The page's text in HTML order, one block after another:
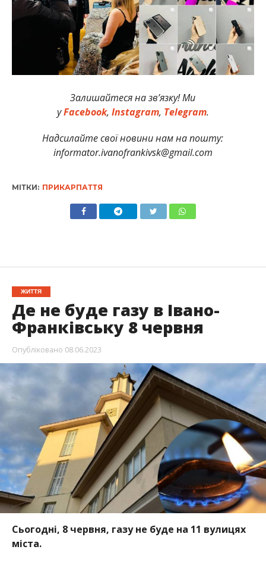
Залишайтеся на зв’язку! Ми
уFacebook, Instagram, Telegram.
Надсилайте свої новини нам на пошту:
informator.ivanofrankivsk@gmail.com
МІТКИ: ПРИКАРПАТТЯ
ЖИТТЯ
Де не буде газу в Івано-
Франківську 8 червня
Опубліковано 08.06.2023
Сьогодні, 8 червня, газу не буде на 11 вулицях
міста.